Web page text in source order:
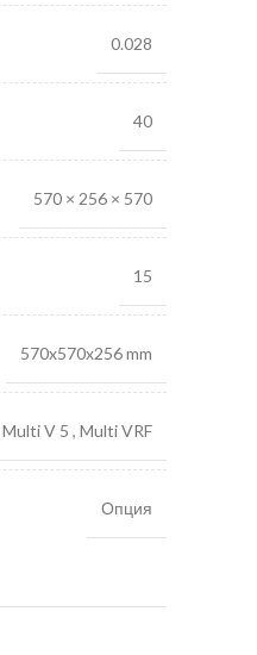
0.028
40
570 × 256 × 570
15
570x570x256 mm
Multi V 5 , Multi VRF
Опция